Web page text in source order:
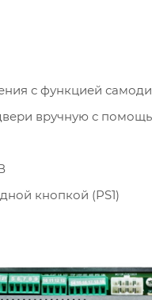
с функцией
вручную с
кнопкой (PS1)